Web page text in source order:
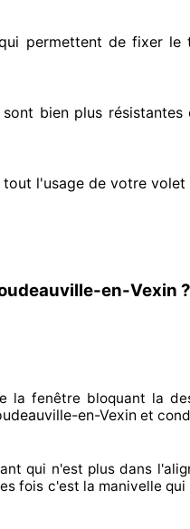
permettent de fixer le
bien plus résistantes
l'usage de votre volet
en-Vexin ?
la fenêtre bloquant la
en-Vexin et
qui n'est plus dans
fois c'est la manivelle